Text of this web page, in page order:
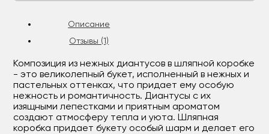
Описание
Отзывы (1)
Композиция из нежных диантусов в шляпной коробке
- это великолепный букет, исполненный в нежных и
пастельных оттенках, что придает ему особую
нежность и романтичность. Диантусы с их
изящными лепестками и приятным ароматом
создают атмосферу тепла и уюта. Шляпная
коробка придает букету особый шарм и делает его